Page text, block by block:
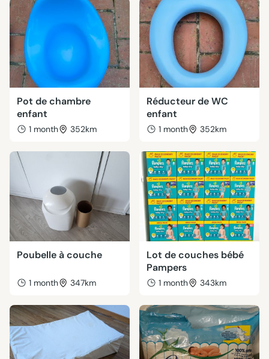
Pot de chambre
enfant
1 month 352km
Réducteur de WC
enfant
1 month 352km
Poubelle à couche
1 month 347km
Lot de couches bébé
Pampers
1 month 343km